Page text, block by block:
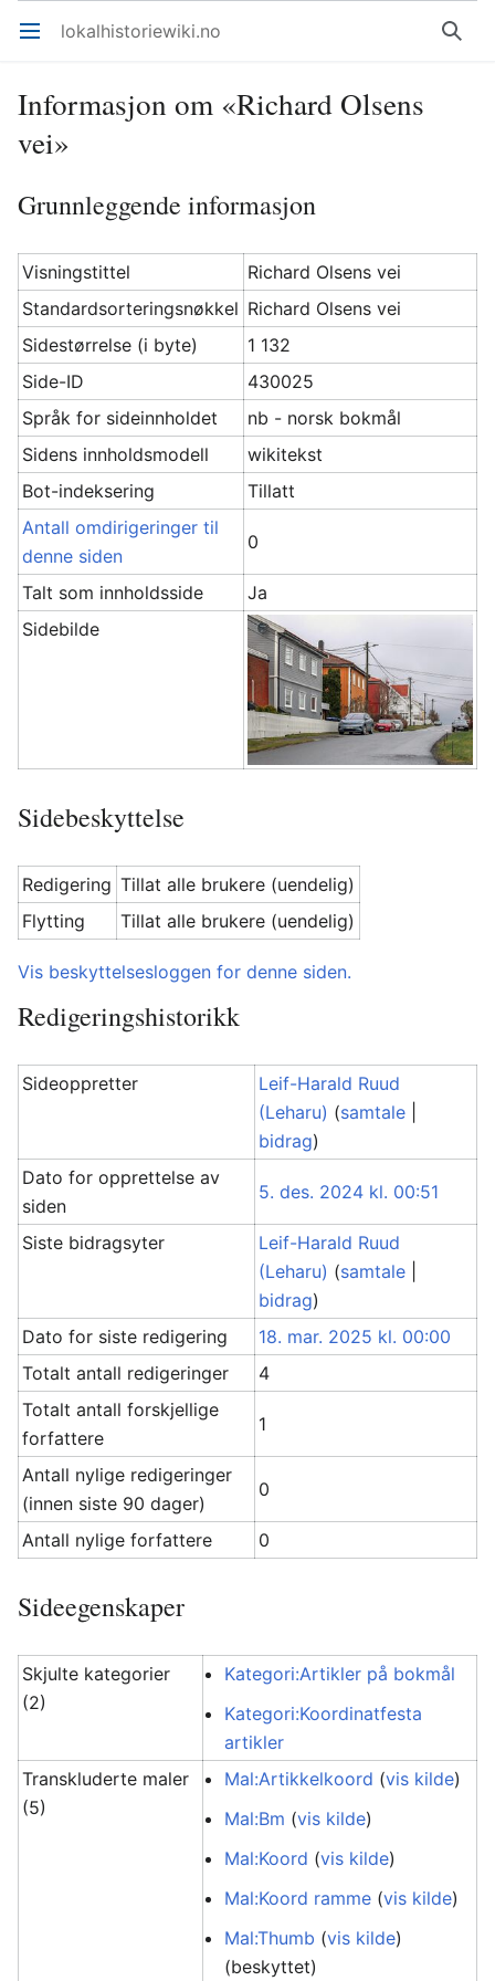
Åpne hovedmenyen lokalhistoriewiki.no Søk
Informasjon om «Richard Olsens
vei»
Grunnleggende informasjon
Visningstittel
Richard Olsens vei
Standardsorteringsnøkkel Richard Olsens vei
Sidestørrelse (i byte)
1 132
Side-ID
430025
Språk for sideinnholdet
nb - norsk bokmål
Sidens innholdsmodell
wikitekst
Bot-indeksering
Tillatt
Antall omdirigeringer til
denne siden
0
Talt som innholdsside
Ja
Sidebilde
Sidebeskyttelse
Redigering Tillat alle brukere (uendelig)
Flytting
Tillat alle brukere (uendelig)
Vis beskyttelsesloggen for denne siden.
Redigeringshistorikk
Sideoppretter
Leif-Harald Ruud
(Leharu) (samtale
bidrag)
Dato for opprettelse av
siden
5. des. 2024 kl. 00:51
Siste bidragsyter
Leif-Harald Ruud
(Leharu) (samtale
bidrag)
Dato for siste redigering
18. mar. 2025 kl. 00:00
Totalt antall redigeringer
4
Totalt antall forskjellige
forfattere
1
Antall nylige redigeringer
(innen siste 90 dager)
0
Antall nylige forfattere 0
Sideegenskaper
Skjulte kategorier
(2)
Kategori:Artikler på bokmål
Kategori:Koordinatfesta
artikler
Transkluderte maler
(5)
Mal:Artikkelkoord (vis kilde)
Mal:Bm (vis kilde)
Mal:Koord (vis kilde)
Mal:Koord ramme (vis kilde)
Mal:Thumb (vis kilde)
(beskyttet)